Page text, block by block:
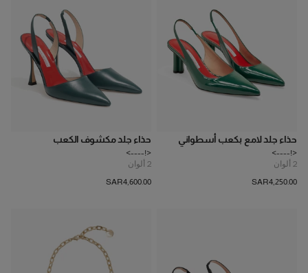
حذاء جلد لامع بكعب أسطواني
<!---->
2 ألوان
SAR‌4,250.00
حذاء جلد مكشوف الكعب
<!---->
2 ألوان
SAR‌4,600.00